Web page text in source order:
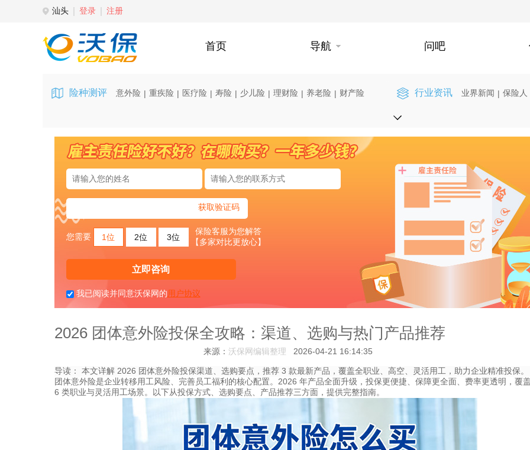
汕头 登录 注册
首页 导航 问吧
险种测评 意外险 | 重疾险 | 医疗险 | 寿险 | 少儿险 | 理财险 | 养老险 | 财产险 行业资讯 业界新闻 | 保险人
获取验证码
您需要 1位 2位 3位
保险客服为您解答
【多家对比更放心】
立即咨询
我已阅读并同意沃保网的 用户协议
2026 团体意外险投保全攻略：渠道、选购与热门产品推荐
来源： 沃保网编辑整理 2026-04-21 16:14:35
导读：
本文详解 2026 团体意外险投保渠道、选购要点，推荐 3 款最新产品，覆盖全职业、高空、灵活用工，助力企业精准投保。
团体意外险是企业转移用工风险、完善员工福利的核心配置。2026 年产品全面升级，投保更便捷、保障更全面、费率更透明，覆
6 类职业与灵活用工场景。以下从投保方式、选购要点、产品推荐三方面，提供完整指南。